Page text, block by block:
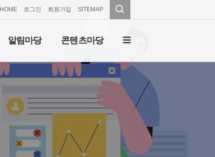
HOME 로그인 회원가입 SITEMAP
알림마당 콘텐츠마당